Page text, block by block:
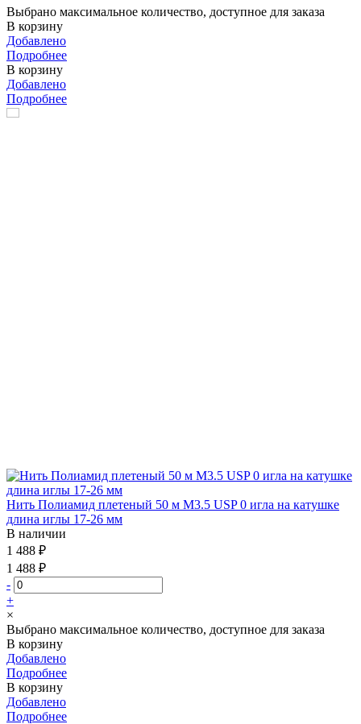
Выбрано максимальное количество, доступное для заказа
В корзину
Добавлено
Подробнее
В корзину
Добавлено
Подробнее
Нить Полиамид плетеный 50 м М3.5 USP 0 игла на катушке
длина иглы 17-26 мм
В наличии
1 488 ₽
1 488 ₽
-
+
×
Выбрано максимальное количество, доступное для заказа
В корзину
Добавлено
Подробнее
В корзину
Добавлено
Подробнее